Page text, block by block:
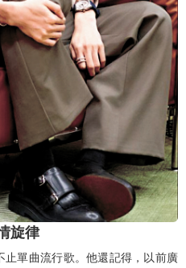
旋律
單曲流行歌。他還記得，以前廣